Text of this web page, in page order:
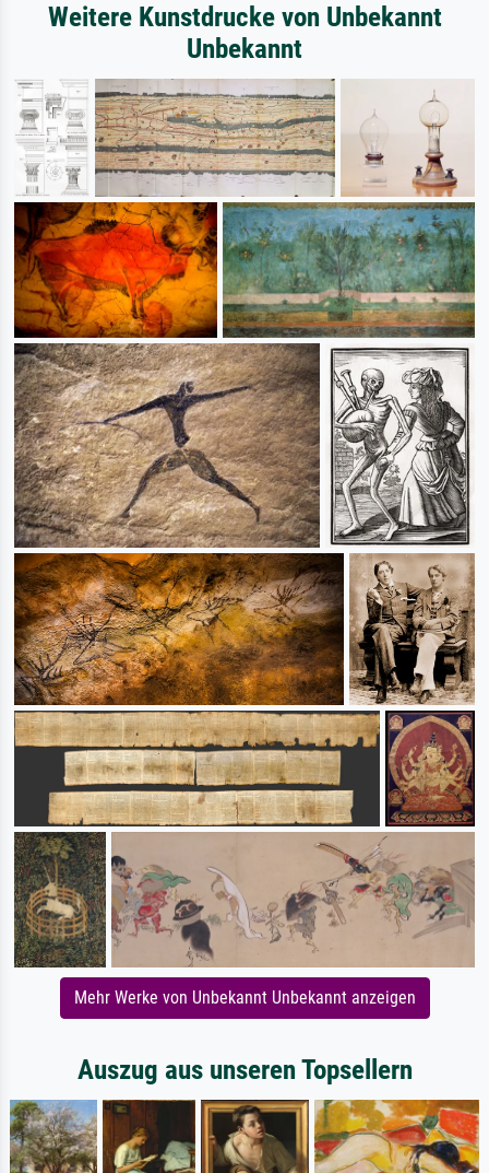
Weitere Kunstdrucke von Unbekannt
Unbekannt
Mehr Werke von Unbekannt Unbekannt anzeigen
Auszug aus unseren Topsellern